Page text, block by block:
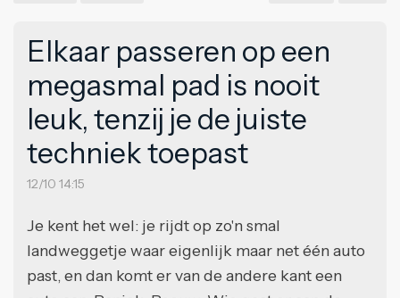
Elkaar passeren op een
megasmal pad is nooit
leuk, tenzij je de juiste
techniek toepast
12/10 14:15
Je kent het wel: je rijdt op zo'n smal
landweggetje waar eigenlijk maar net één auto
past, en dan komt er van de andere kant een